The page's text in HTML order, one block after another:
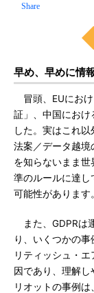
Share
早め、早めに情
冒頭、EUにおけ
証」、中国におけ
した。実はこれ
法案／データ越境
を知らないまま
準のルールに達し
可能性があります。
また、GDPRは
り、いくつかの
リティッシュ・
因であり、理解
リオットの事例